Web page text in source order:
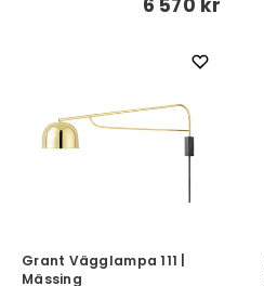
6 570 kr
Grant Vägglampa 111 |
Mässing